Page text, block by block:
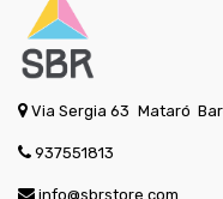
Via Sergia 63 Mataró
937551813
info@sbrstore.com